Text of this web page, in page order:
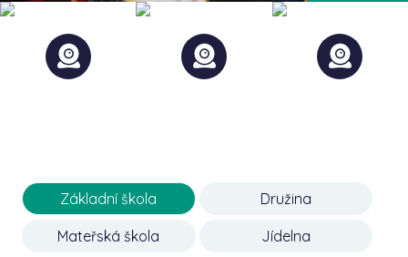
Základní škola Družina
Mateřská škola Jídelna